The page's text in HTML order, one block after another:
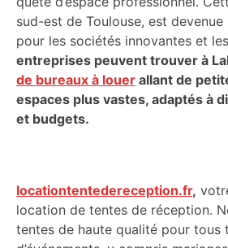
sud-est de Toulouse, est devenue
pour les sociétés innovantes et
entreprises peuvent trouver à
de bureaux à louer allant de
espaces plus vastes, adaptés à
et budgets.
locationtentedereception.fr,
location de tentes de réception.
tentes de haute qualité pour tous